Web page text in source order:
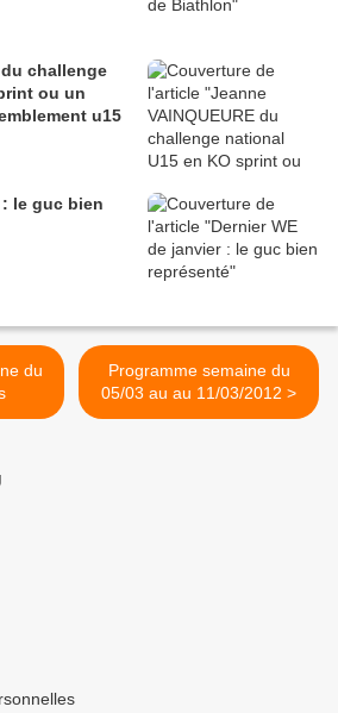
du challenge
ou un
u15
: le guc bien
Programme semaine du
05/03 au au 11/03/2012 >